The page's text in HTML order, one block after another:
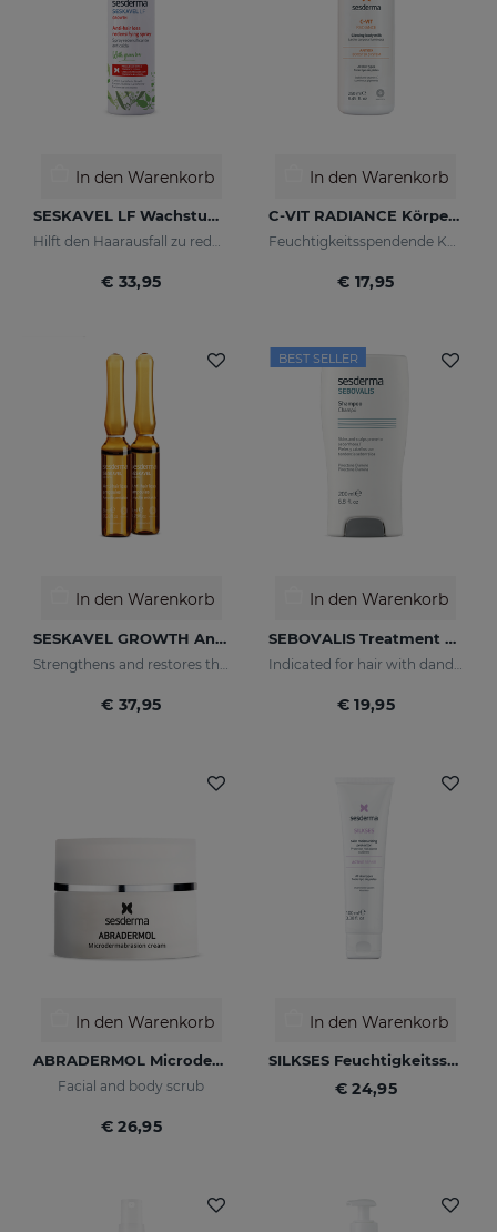
In den Warenkorb
SESKAVEL LF Wachstum Anti-Haarausfall Redensifying Spray
Hilft den Haarausfall zu reduzieren
€ 33,95
In den Warenkorb
C-VIT RADIANCE Körpermilch Mit Leuchtkraft
Feuchtigkeitsspendende Körpermilch
€ 17,95
In den Warenkorb
SESKAVEL GROWTH Anti-Haarausfall-Ampullen
€ 37,95
BEST SELLER
In den Warenkorb
SEBOVALIS Treatment Shampoo
€ 19,95
In den Warenkorb
ABRADERMOL Microdermabrasionscreme
Facial and body scrub
€ 26,95
In den Warenkorb
SILKSES Feuchtigkeitsspendender Hautschutz 100 Ml
€ 24,95